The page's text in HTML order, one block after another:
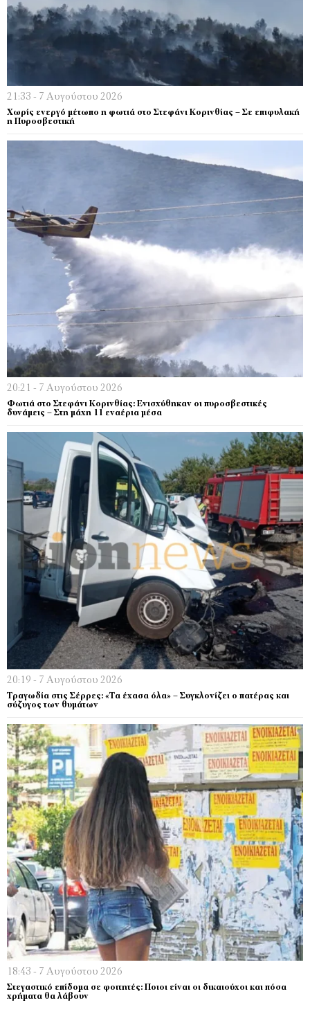
21:33 - 7 Αυγούστου 2026
Χωρίς ενεργό μέτωπο η φωτιά στο Στεφάνι Κορινθίας – Σε επιφυλακή
η Πυροσβεστική
20:21 - 7 Αυγούστου 2026
Φωτιά στο Στεφάνι Κορινθίας: Ενισχύθηκαν οι πυροσβεστικές
δυνάμεις – Στη μάχη 11 εναέρια μέσα
20:19 - 7 Αυγούστου 2026
Τραγωδία στις Σέρρες: «Τα έχασα όλα» – Συγκλονίζει ο πατέρας και
σύζυγος των θυμάτων
18:43 - 7 Αυγούστου 2026
Στεγαστικό επίδομα σε φοιτητές: Ποιοι είναι οι δικαιούχοι και πόσα
χρήματα θα λάβουν